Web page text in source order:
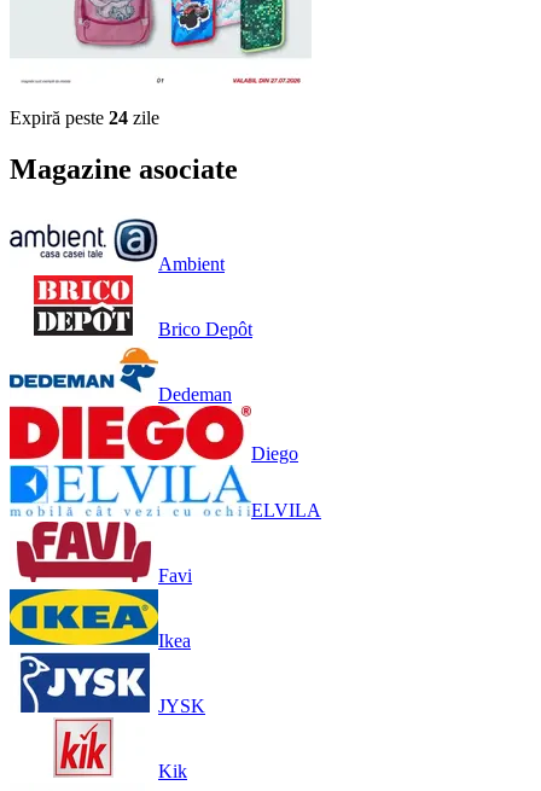
Expiră peste 24 zile
Magazine asociate
Ambient
Brico Depôt
Dedeman
Diego
ELVILA
Favi
Ikea
JYSK
Kik